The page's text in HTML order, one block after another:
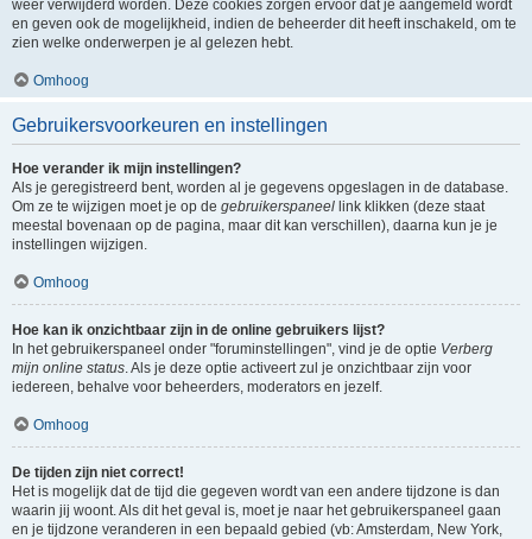
weer verwijderd worden. Deze cookies zorgen ervoor dat je aangemeld wordt
en geven ook de mogelijkheid, indien de beheerder dit heeft inschakeld, om te
zien welke onderwerpen je al gelezen hebt.
Omhoog
Gebruikersvoorkeuren en instellingen
Hoe verander ik mijn instellingen?
Als je geregistreerd bent, worden al je gegevens opgeslagen in de database.
Om ze te wijzigen moet je op de gebruikerspaneel link klikken (deze staat
meestal bovenaan op de pagina, maar dit kan verschillen), daarna kun je je
instellingen wijzigen.
Omhoog
Hoe kan ik onzichtbaar zijn in de online gebruikers lijst?
In het gebruikerspaneel onder "foruminstellingen", vind je de optie Verberg
mijn online status. Als je deze optie activeert zul je onzichtbaar zijn voor
iedereen, behalve voor beheerders, moderators en jezelf.
Omhoog
De tijden zijn niet correct!
Het is mogelijk dat de tijd die gegeven wordt van een andere tijdzone is dan
waarin jij woont. Als dit het geval is, moet je naar het gebruikerspaneel gaan
en je tijdzone veranderen in een bepaald gebied (vb: Amsterdam, New York,